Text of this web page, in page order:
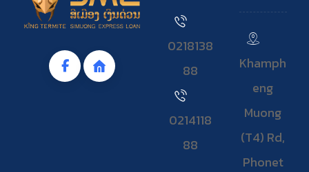
0218138
88
0214118
88
Khamph
eng
Muong
(T4) Rd,
Phonet